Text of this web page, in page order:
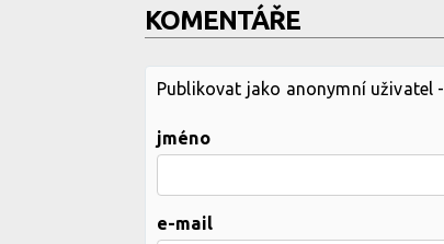
KOMENTÁŘE
Publikovat jako anonymní uživatel -
jméno
e-mail